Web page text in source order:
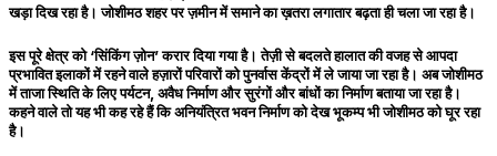
खड़ा दिख रहा है। जोशीमठ शहर पर ज़मीन में समाने का ख़तरा लगातार बढ़ता ही चला जा रहा है।
इस पूरे क्षेत्र को ‘सिंकिंग ज़ोन’ करार दिया गया है। तेज़ी से बदलते हालात की वजह से आपदा
प्रभावित इलाकों में रहने वाले हज़ारों परिवारों को पुनर्वास केंद्रों में ले जाया जा रहा है। अब जोशीमठ
में ताजा स्थिति के लिए पर्यटन, अवैध निर्माण और सुरंगों और बांधों का निर्माण बताया जा रहा है।
कहने वाले तो यह भी कह रहे हैं कि अनियंत्रित भवन निर्माण को देख भूकम्प भी जोशीमठ को घूर रहा
है।